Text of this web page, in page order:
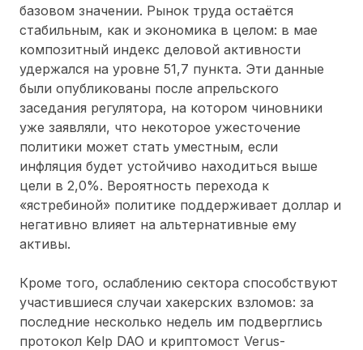
базовом значении. Рынок труда остаётся
стабильным, как и экономика в целом: в мае
композитный индекс деловой активности
удержался на уровне 51,7 пункта. Эти данные
были опубликованы после апрельского
заседания регулятора, на котором чиновники
уже заявляли, что некоторое ужесточение
политики может стать уместным, если
инфляция будет устойчиво находиться выше
цели в 2,0%. Вероятность перехода к
«ястребиной» политике поддерживает доллар и
негативно влияет на альтернативные ему
активы.
Кроме того, ослаблению сектора способствуют
участившиеся случаи хакерских взломов: за
последние несколько недель им подверглись
протокол Kelp DAO и криптомост Verus-